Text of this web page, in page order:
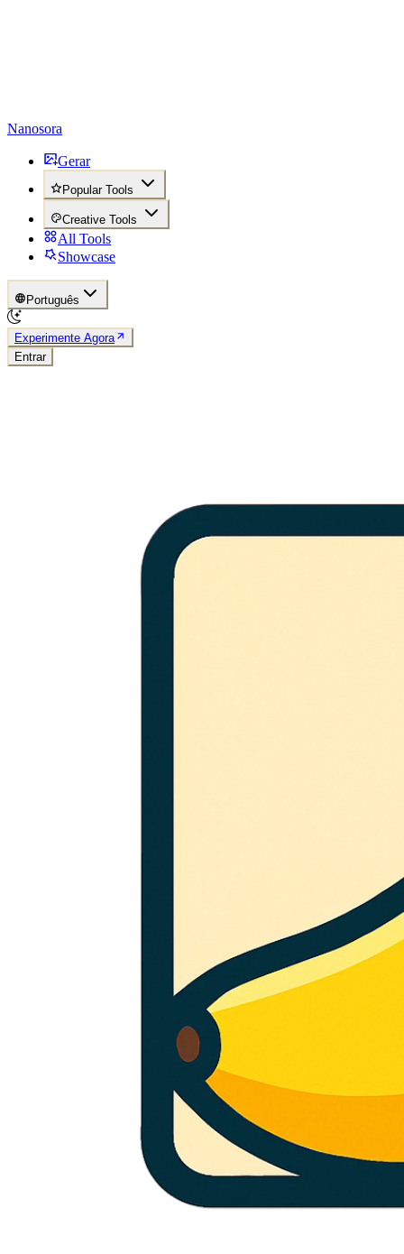
Nanosora
Gerar
Popular Tools
Creative Tools
All Tools
Showcase
Português
Experimente Agora
Entrar